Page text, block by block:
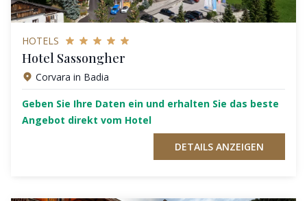
HOTELS
Hotel Sassongher
Corvara in Badia
Geben Sie Ihre Daten ein und erhalten Sie das beste
Angebot direkt vom Hotel
DETAILS ANZEIGEN